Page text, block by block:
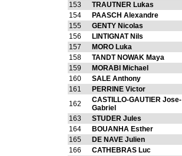
153
TRAUTNER Lukas
154
PAASCH Alexandre
155
GENTY Nicolas
156
LINTIGNAT Nils
157
MORO Luka
158
TANDT NOWAK Maya
159
MORABI Michael
160
SALE Anthony
161
PERRINE Victor
162
CASTILLO-GAUTIER Jose-
Gabriel
163
STUDER Jules
164
BOUANHA Esther
165
DE NAVE Julien
166
CATHEBRAS Luc